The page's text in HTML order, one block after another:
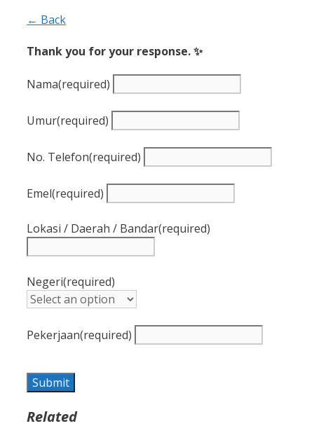
← Back
Thank you for your response. ✨
Nama(required)
Umur(required)
No. Telefon(required)
Emel(required)
Lokasi / Daerah / Bandar(required)
Negeri(required)
Pekerjaan(required)
Submit
Related